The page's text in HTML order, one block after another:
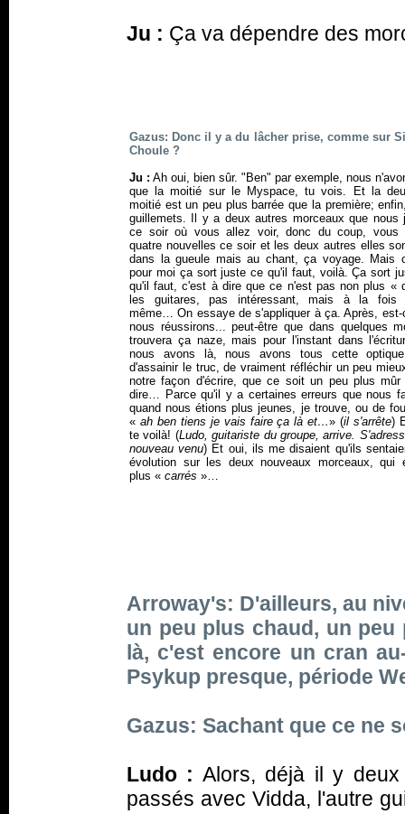
Ju : Ça va dépendre des
Gazus: Donc il y a du lâcher prise, comme sur
Choule ?
Ju : Ah oui, bien sûr. "Ben" par exemple, nous
que la moitié sur le Myspace, tu vois. Et la
moitié est un peu plus barrée que la première;
guillemets. Il y a deux autres morceaux que nous
ce soir où vous allez voir, donc du coup, vous
quatre nouvelles ce soir et les deux autres elles
dans la gueule mais au chant, ça voyage. Mais
pour moi ça sort juste ce qu'il faut, voilà. Ça sort
qu'il faut, c'est à dire que ce n'est pas non plus «
les guitares, pas intéressant, mais à la fois
même… On essaye de s'appliquer à ça. Après, est-
nous réussirons... peut-être que dans quelques
trouvera ça naze, mais pour l'instant dans
nous avons là, nous avons tous cette
d'assainir le truc, de vraiment réfléchir un peu
notre façon d'écrire, que ce soit un peu plus
dire… Parce qu'il y a certaines erreurs que nous
quand nous étions plus jeunes, je trouve, ou de
« ah ben tiens je vais faire ça là et…» (il s'arrête)
te voilà! (Ludo, guitariste du groupe, arrive.
nouveau venu) Et oui, ils me disaient qu'ils
évolution sur les deux nouveaux morceaux, qui
plus « carrés »…
Arroway's: D'ailleurs, au
un peu plus chaud, un
là, c'est encore un cran
Psykup presque, période
Gazus: Sachant que ce ne
Ludo : Alors, déjà il y deux
passés avec Vidda, l'autre